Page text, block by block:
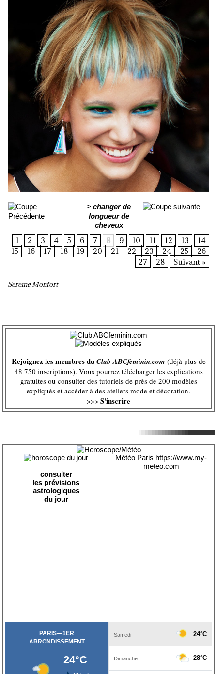
> changer de
longueur de
cheveux
1 2 3 4 5 6 7 8 9 10 11 12 13
14
15
16 17 18 19 20 21 22 23 24 25
26
27
28 Suivant »
Sereine Monfort
Rejoignez les membres duClub ABCfeminin.com (déjà plus de
48 750 inscriptions). Vous pourrez télécharger les explications
gratuites ou consulter des tutoriels de près de 200 modèles
expliqués et accéder à des ateliers mode et décoration.
>>> S'inscrire
consulter
les prévisions
astrologiques
du jour
Météo Paris https://www.my-
meteo.com